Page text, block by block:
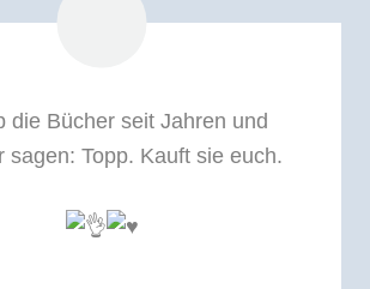
die Bücher seit Jahren und
sagen: Topp. Kauft sie euch.